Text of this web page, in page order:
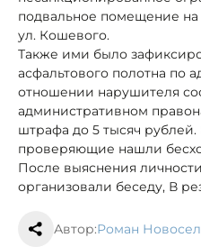
подвальное помещение
ул. Кошевого.
Также ими было
асфальтового полотна по
отношении нарушителя
административном
штрафа до 5 тысяч
проверяющие нашли
После выяснения
организовали беседу, В
Автор:Роман